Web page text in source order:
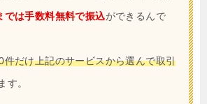
では手数料無料で振込ができるんで
件だけ上記のサービスから選んで取引
す。